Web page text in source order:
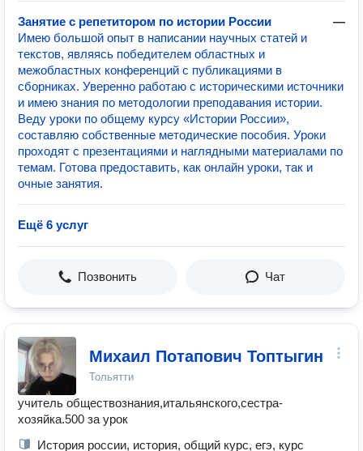
Занятие с репетитором по истории России
—
Имею большой опыт в написании научных статей и
текстов, являясь победителем областных и
межобластных конференций с публикациями в
сборниках. Уверенно работаю с историческими источники
и имею знания по методологии преподавания истории.
Веду уроки по общему курсу «Истории России»,
составляю собственные методические пособия. Уроки
проходят с презентациями и наглядными материалами по
темам. Готова предоставить, как онлайн уроки, так и
очные занятия.
Ещё 6 услуг
Позвонить Чат
Михаил Потапович Топтыгин
Тольятти
учитель обществознания,итальянского,сестра-
хозяйка.500 за урок
История россии, история, общий курс, егэ, курс